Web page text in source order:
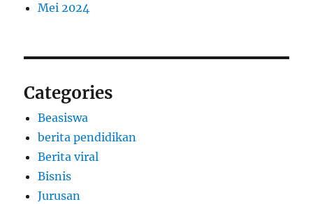
Mei 2024
Categories
Beasiswa
berita pendidikan
Berita viral
Bisnis
Jurusan